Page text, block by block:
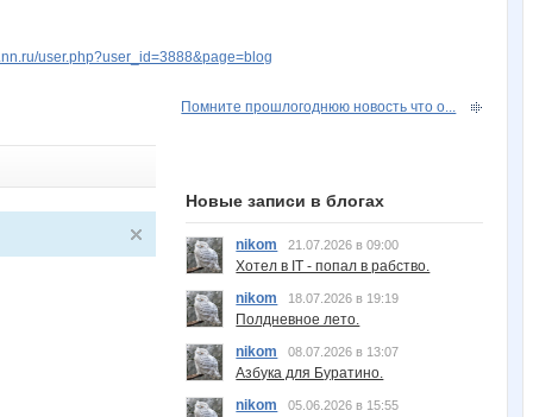
user.php?user_id=3888&page=blog
Помните прошлогоднюю новость что о...
Новые записи в блогах
nikom 21.07.2026 в 09:00
Хотел в IT - попал в рабство.
nikom
18.07.2026 в 19:19
Полдневное лето.
nikom
08.07.2026 в 13:07
Азбука для Буратино.
nikom
05.06.2026 в 15:55